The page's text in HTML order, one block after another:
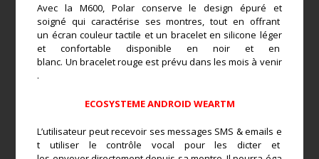
Avec la M600, Polar conserve le design épuré et
soigné qui caractérise ses montres, tout en offrant
un écran couleur tactile et un bracelet en silicone léger
et confortable disponible en noir et en
blanc. Un bracelet rouge est prévu dans les mois à venir
.
ECOSYSTEME ANDROID WEARTM
L’utilisateur peut recevoir ses messages SMS & emails e
t utiliser le contrôle vocal pour les dicter et